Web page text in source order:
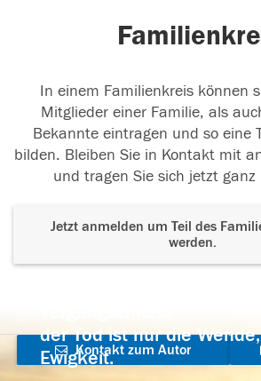
In einem Familienkreis können
Mitglieder einer Familie, als
Bekannte eintragen und so eine
bilden. Bleiben Sie in Kontakt mit
und tragen Sie sich jetzt ganz
Jetzt anmelden um Teil des
werden.
der Tod ist nur die
Ewigkeit.
Kontakt zum Autor